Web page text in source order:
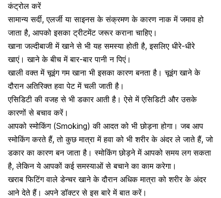
कंट्रोल करें
सामान्य सर्दी, एलर्जी या साइनस के संक्रमण के कारण नाक में जमाव हो
जाता है, आपको इसका ट्रीटमेंट जरूर कराना चाहिए।
खाना जल्दीबाजी में खाने से भी यह समस्या होती है, इसलिए धीरे-धीरे
खाएं। खाने के बीच में बार-बार पानी न पिएं।
खाली वक्त में चूइंग गम खाना भी इसका कारण बनता है। चूइंग खाने के
दौरान अतिरिक्त हवा पेट में चली जाती है।
एसिडिटी की वजह से भी डकार आती है। ऐसे में एसिडिटी और उसके
कारणों से बचाव करें।
आपकोस्मोकिंग (Smoking) की आदत को भी छोड़ना होगा। जब आप
स्मोकिंग करते हैं, तो कुछ मात्रा में हवा को भी शरीर के अंदर ले जाते हैं, जो
डकार का कारण बन जाता है। स्मोकिंग छोड़ने में आपको समय लग सकता
है, लेकिन ये आपकों कई समस्याओं से बचाने का काम करेगा।
खराब फिटिंग वाले डेन्चर खाने के दौरान अधिक मात्रा को शरीर के अंदर
आने देते हैं। अपने डॉक्टर से इस बारे में बात करें।